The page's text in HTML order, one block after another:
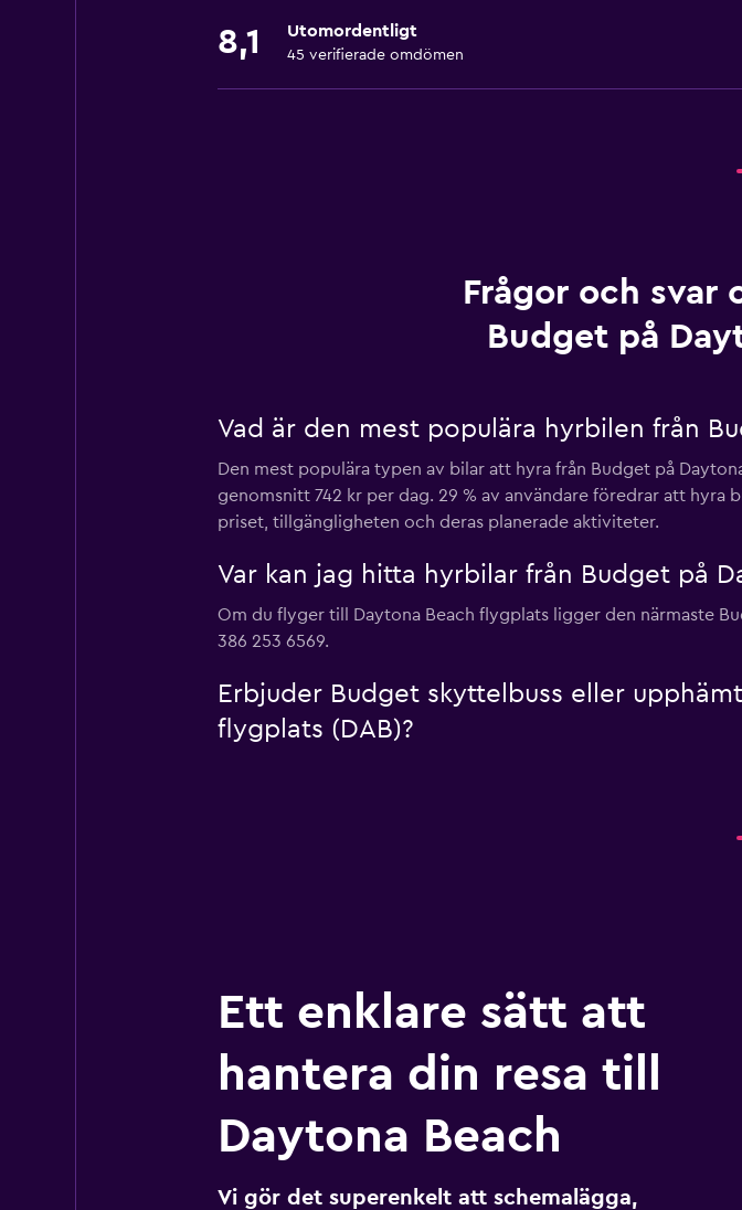
8,1 Utomordentligt
45 verifierade omdömen
Frågor och svar
Budget på
Vad är den mest populära hyrbilen från
Den mest populära typen av bilar att hyra från Budget på
genomsnitt 742 kr per dag. 29 % av användare föredrar att
priset, tillgängligheten och deras planerade aktiviteter.
Var kan jag hitta hyrbilar från Budget på
Om du flyger till Daytona Beach flygplats ligger den närmaste
386 253 6569.
Erbjuder Budget skyttelbuss eller
flygplats (DAB)?
Ett enklare sätt att
hantera din resa till
Daytona Beach
Vi gör det superenkelt att schemalägga,